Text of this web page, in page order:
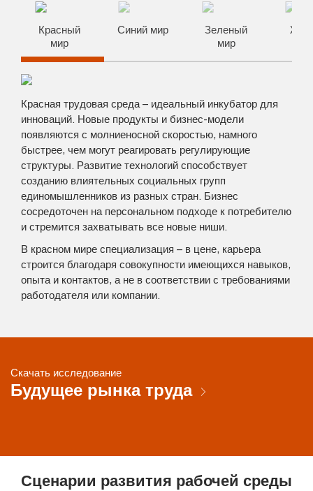
Красный
мир
Синий мир
Зеленый
мир
Красная трудовая среда – идеальный инкубатор для
инноваций. Новые продукты и бизнес-модели
появляются с молниеносной скоростью, намного
быстрее, чем могут реагировать регулирующие
структуры. Развитие технологий способствует
созданию влиятельных социальных групп
единомышленников из разных стран. Бизнес
сосредоточен на персональном подходе к потребителю
и стремится захватывать все новые ниши.
В красном мире специализация – в цене, карьера
строится благодаря совокупности имеющихся навыков,
опыта и контактов, а не в соответствии с требованиями
работодателя или компании.
Скачать исследование
Будущее рынка труда
Сценарии развития рабочей среды